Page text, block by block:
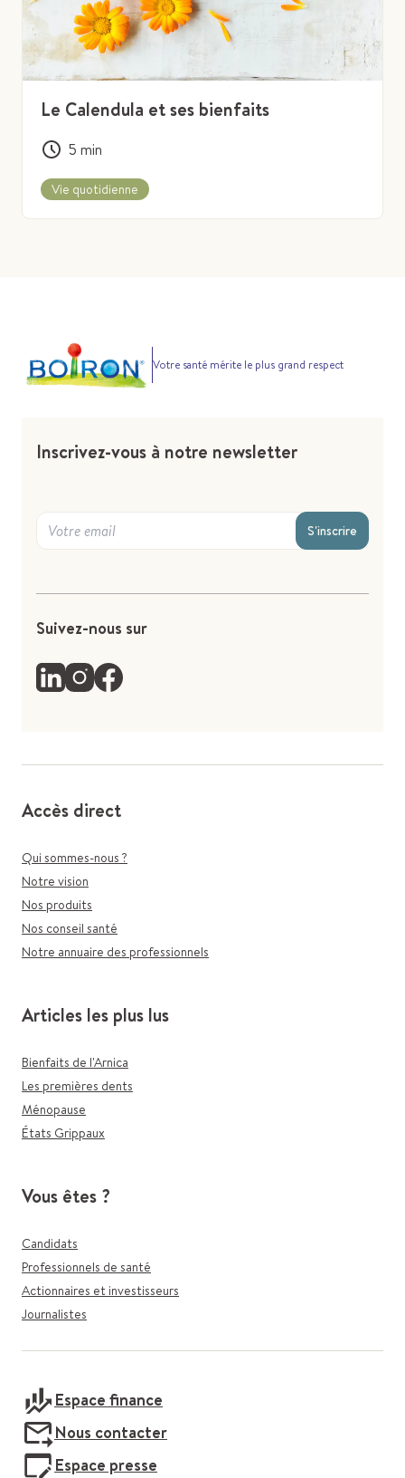
Le Calendula et ses bienfaits
5 min
Vie quotidienne
Votre santé mérite le plus grand respect
Inscrivez-vous à notre newsletter
S'inscrire
Suivez-nous sur
Accès direct
Qui sommes-nous ?
Notre vision
Nos produits
Nos conseil santé
Notre annuaire des professionnels
Articles les plus lus
Bienfaits de l'Arnica
Les premières dents
Ménopause
États Grippaux
Vous êtes ?
Candidats
Professionnels de santé
Actionnaires et investisseurs
Journalistes
Espace finance
Nous contacter
Espace presse